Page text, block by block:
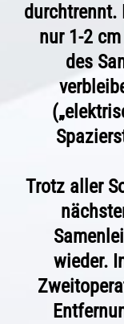
durchtrennt.
nur 1-2
des
Trotz aller
wieder.